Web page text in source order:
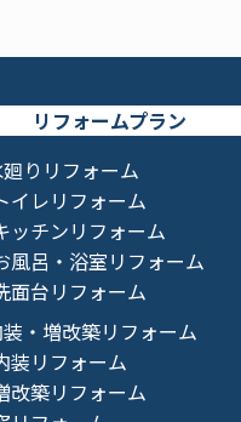
リフォームプラン
りリフォーム
イレリフォーム
ッチンリフォーム
風呂・浴室リフォーム
面台リフォーム
・増改築リフォーム
装リフォーム
改築リフォーム